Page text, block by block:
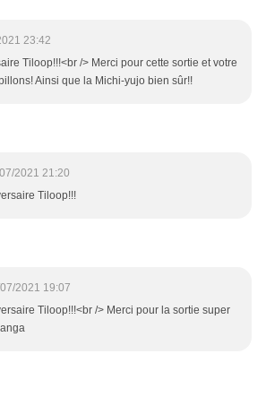
23:42
Tiloop!!!<br /> Merci pour cette sortie et votre
Ainsi que la Michi-yujo bien sûr!!
2021 21:20
Tiloop!!!
2021 19:07
Tiloop!!!<br /> Merci pour la sortie super